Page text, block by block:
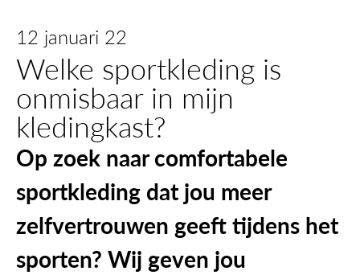
12 januari 22
Welke sportkleding is
onmisbaar in mijn
kledingkast?
Op zoek naar comfortabele
sportkleding dat jou meer
zelfvertrouwen geeft tijdens het
sporten? Wij geven jou